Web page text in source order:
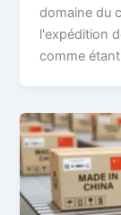
domaine du
l'expédition
comme